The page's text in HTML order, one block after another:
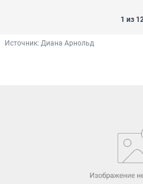
1 из
Источник: Диана Арнольд